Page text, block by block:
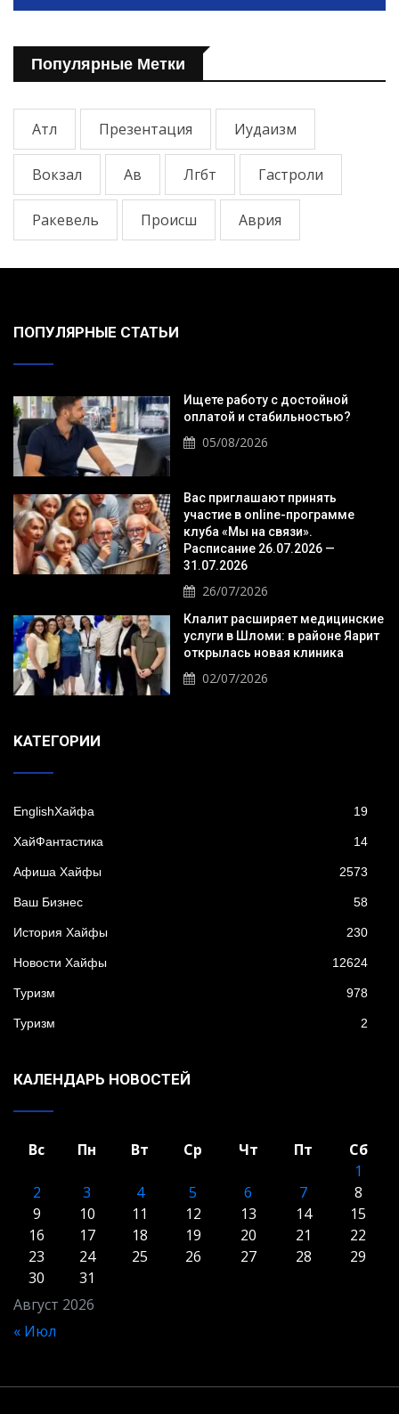
Популярные Метки
Атл Презентация Иудаизм
Вокзал Ав Лгбт Гастроли
Ракевель Происш Аврия
ПОПУЛЯРНЫЕ СТАТЬИ
Ищете работу с достойной
оплатой и стабильностью?
05/08/2026
Вас приглашают принять
участие в online-программе
клуба «Мы на связи».
Расписание 26.07.2026 —
31.07.2026
26/07/2026
Клалит расширяет медицинские
услуги в Шломи: в районе Яарит
открылась новая клиника
02/07/2026
KАТЕГОРИИ
EnglishХайфа 19
XайФантастика 14
Афиша Хайфы 2573
Ваш Бизнес 58
История Хайфы 230
Новости Хайфы 12624
Туризм 978
Туризм 2
КАЛЕНДАРЬ НОВОСТЕЙ
Август 2026
Вс Пн Вт Ср Чт Пт
Сб
1
2
3 4 5 6 7
8
9
10 11 12 13 14
15
16
17 18 19 20 21
22
23
24 25 26 27 28
29
30
31
« Июл